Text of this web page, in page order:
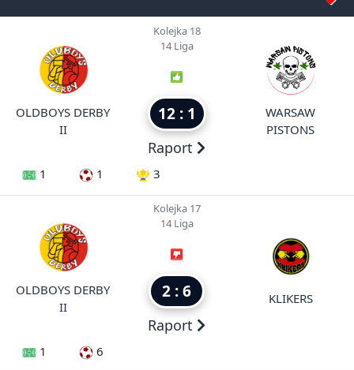
OLDBOYS DERBY
II
Kolejka 18
14 Liga
12 : 1
Raport
WARSAW
PISTONS
1 1 3
OLDBOYS DERBY
II
Kolejka 17
14 Liga
2 : 6
Raport
KLIKERS
1 6